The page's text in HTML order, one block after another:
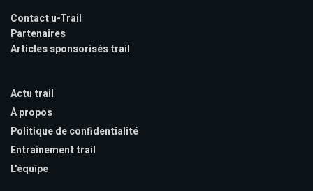
Contact u-Trail
Partenaires
Articles sponsorisés trail
Actu trail
À propos
Politique de confidentialité
Entrainement trail
L'équipe